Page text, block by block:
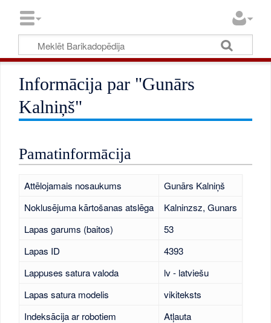
Informācija par "Gunārs
Kalniņš"
Pamatinformācija
Attēlojamais nosaukums
Gunārs Kalniņš
Noklusējuma kārtošanas atslēga
Kalninzsz, Gunars
Lapas garums (baitos)
53
Lapas ID
4393
Lappuses satura valoda
lv - latviešu
Lapas satura modelis
vikiteksts
Indeksācija ar robotiem
Atļauta